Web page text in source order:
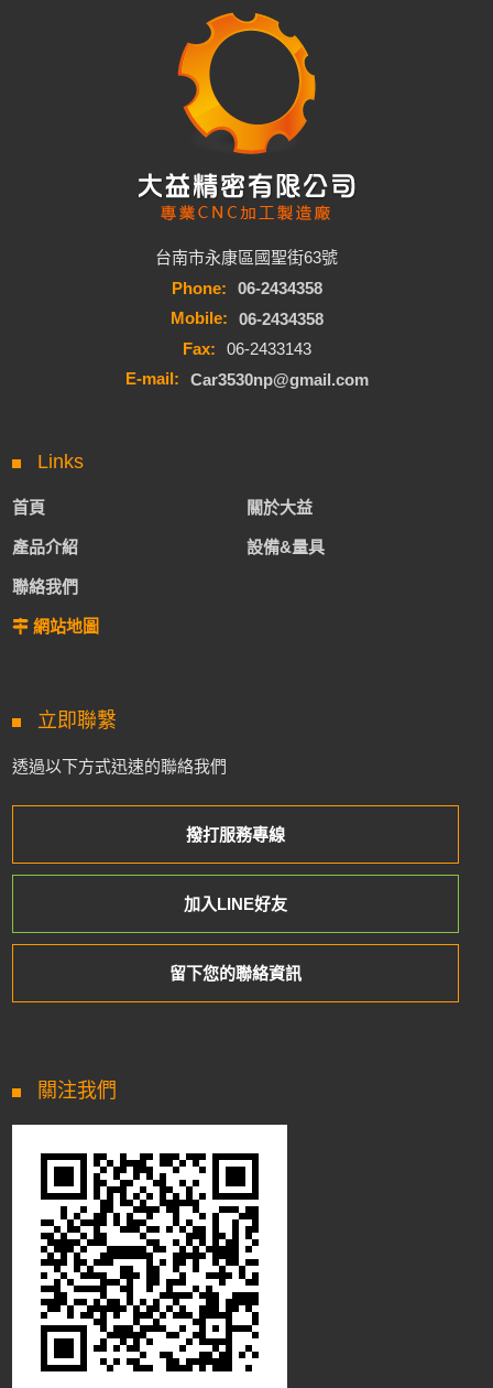
台南市永康區國聖街63號
Phone:
06-2434358
Mobile:
06-2434358
Fax:
06-2433143
E-mail:
Car3530np@gmail.com
Links
首頁 關於大益
產品介紹 設備&量具
聯絡我們
網站地圖
立即聯繫
透過以下方式迅速的聯絡我們
撥打服務專線
加入LINE好友
留下您的聯絡資訊
關注我們